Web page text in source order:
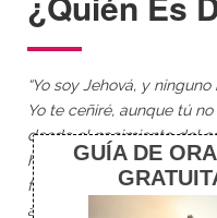
“Yo soy Jehová, y
Yo te ceñiré, aunque tú
desde el nacimiento del
hay más que yo; yo
formo la luz y creo las
adversidad. Yo Jehová